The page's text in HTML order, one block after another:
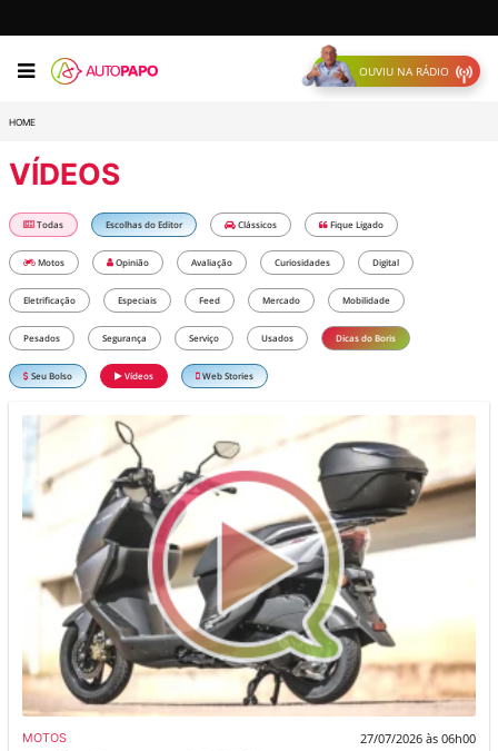
OUVIU NA RÁDIO
HOME
VÍDEOS
Todas Escolhas do Editor Clássicos Fique Ligado
Motos Opinião Avaliação Curiosidades Digital
Eletrificação Especiais Feed Mercado Mobilidade
Pesados Segurança Serviço Usados Dicas do Boris
Seu Bolso Vídeos Web Stories
MOTOS 27/07/2026 às 06h00